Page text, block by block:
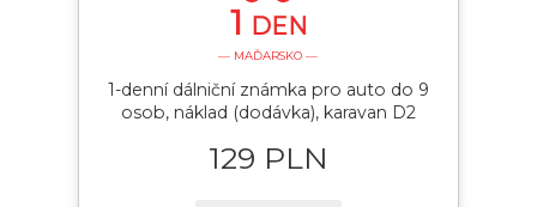
1 DEN
— MAĎARSKO —
1-denní dálniční známka pro auto do 9
osob, náklad (dodávka), karavan D2
129 PLN